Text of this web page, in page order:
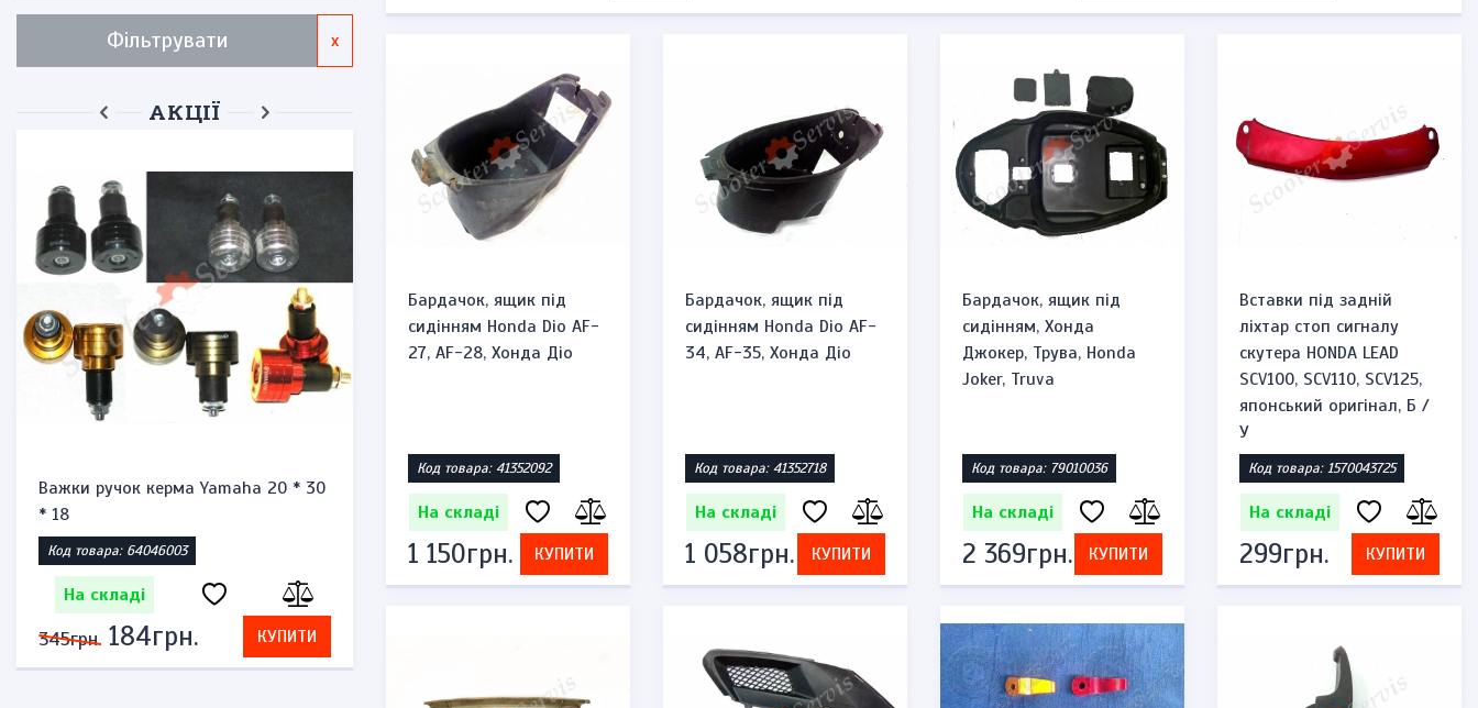
Фільтрувати x
АКЦІЇ
Важки ручок керма Yamaha 20 * 30
* 18
Код товара: 64046003
На складі
345грн. 184грн. КУПИТИ
Запальничка бензинова тип zippo
"Honda st1300"
Код товара: 1471864623
Запальничка бензинова тип zippo
"You Lost"
Код товара: 1471953527
КУПИТИ
Запальничка бензинова тип zippo
"череп казино"
Код товара: 1471947584
575грн.
Бардачок, ящик під
сидінням Honda Dio AF-
27, AF-28, Хонда Діо
Код товара: 41352092
На складі
1 150грн. КУПИТИ
Бардачок, ящик під
сидінням Honda Dio AF-
34, AF-35, Хонда Діо
Код товара: 41352718
На складі
1 058грн. КУПИТИ
Бардачок, ящик під
сидінням, Хонда
Джокер, Трува, Honda
Joker, Truva
Код товара: 79010036
На складі
2 369грн. КУПИТИ
Вставки під задній
ліхтар стоп сигналу
скутера HONDA LEAD
SCV100, SCV110, SCV125,
японський оригінал, Б /
У
Код товара: 1570043725
На складі
299грн. КУПИТИ